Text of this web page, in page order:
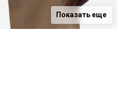
Показать еще